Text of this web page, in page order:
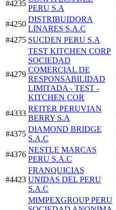
#4235
PERU S.A
#4250
DISTRIBUIDORA
LINARES S.A.C
#4275 SUCDEN PERU S.A
#4279
TEST KITCHEN CORP
SOCIEDAD
COMERCIAL DE
RESPONSABILIDAD
LIMITADA - TEST -
KITCHEN COR
#4333
REITER PERUVIAN
BERRY S.A
#4375
DIAMOND BRIDGE
S.A.C
#4376
NESTLE MARCAS
PERU S.A.C
#4423
FRANQUICIAS
UNIDAS DEL PERU
S.A.C
MIMPEXGROUP PERU